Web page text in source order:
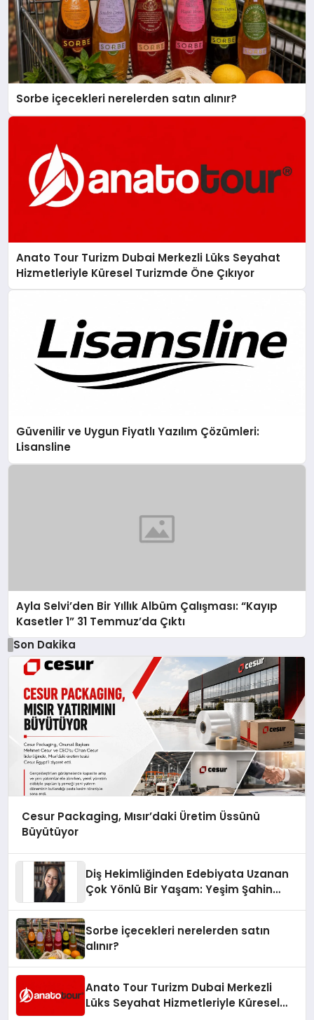
Sorbe içecekleri nerelerden satın alınır?
Anato Tour Turizm Dubai Merkezli Lüks Seyahat
Hizmetleriyle Küresel Turizmde Öne Çıkıyor
Güvenilir ve Uygun Fiyatlı Yazılım Çözümleri:
Lisansline
Ayla Selvi’den Bir Yıllık Albüm Çalışması: “Kayıp
Kasetler 1” 31 Temmuz’da Çıktı
Son Dakika
Cesur Packaging, Mısır’daki Üretim Üssünü
Büyütüyor
Diş Hekimliğinden Edebiyata Uzanan
Çok Yönlü Bir Yaşam: Yeşim Şahin
Sorbe içecekleri nerelerden satın
alınır?
Anato Tour Turizm Dubai Merkezli
Lüks Seyahat Hizmetleriyle Küresel